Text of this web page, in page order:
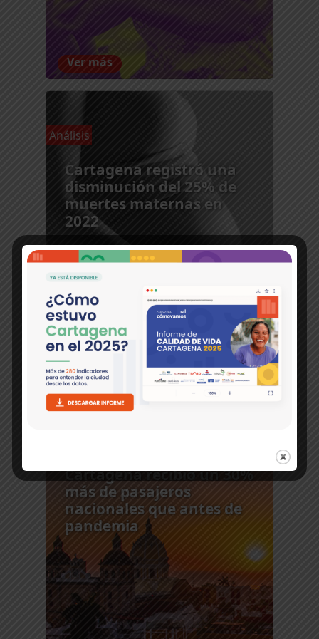
Ver más
Análisis
Cartagena registró una
disminución del 25% de
muertes maternas en
2022
Ver más
Cartagena recibió un 30%
más de pasajeros
nacionales que antes de
pandemia